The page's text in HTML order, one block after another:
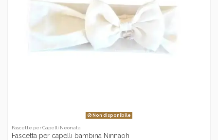
Non disponibile
Fascette per Capelli Neonata
Fascetta per capelli bambina Ninnaoh